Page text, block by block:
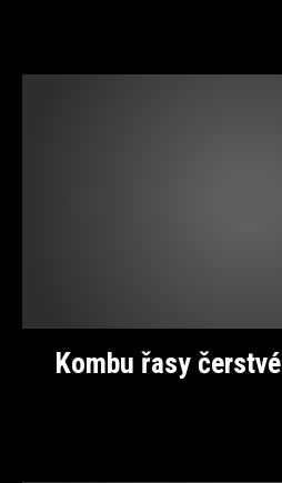
Kombu řasy čerstvé